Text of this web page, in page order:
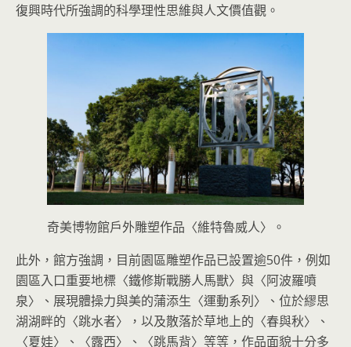
復興時代所強調的科學理性思維與人文價值觀。
奇美博物館戶外雕塑作品〈維特魯威人〉。
此外，館方強調，目前園區雕塑作品已設置逾50件，例如
園區入口重要地標〈鐵修斯戰勝人馬獸〉與〈阿波羅噴
泉〉、展現體操力與美的蒲添生〈運動系列〉、位於繆思
湖湖畔的〈跳水者〉，以及散落於草地上的〈春與秋〉、
〈夏娃〉、〈露西〉、〈跳馬背〉等等，作品面貌十分多